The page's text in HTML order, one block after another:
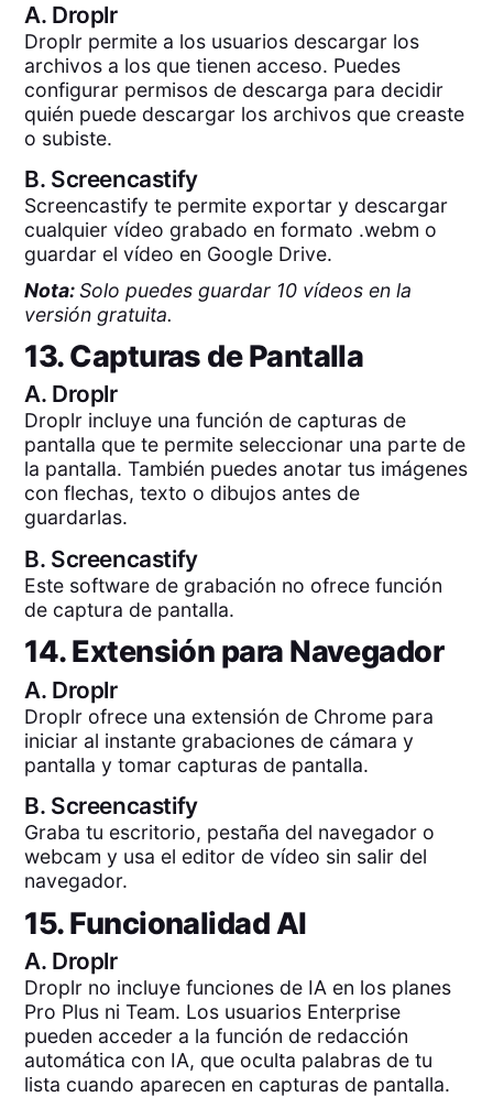
A. Droplr
Droplr permite a los usuarios descargar los
archivos a los que tienen acceso. Puedes
configurar permisos de descarga para decidir
quién puede descargar los archivos que creaste
o subiste.
B. Screencastify
Screencastify te permite exportar y descargar
cualquier vídeo grabado en formato .webm o
guardar el vídeo en Google Drive.
Nota:Solo puedes guardar 10 vídeos en la
versión gratuita.
13. Capturas de Pantalla
A. Droplr
Droplr incluye una función de capturas de
pantalla que te permite seleccionar una parte de
la pantalla. También puedes anotar tus imágenes
con flechas, texto o dibujos antes de
guardarlas.
B. Screencastify
Este software de grabación no ofrece función
de captura de pantalla.
14. Extensión para Navegador
A. Droplr
Droplr ofrece una extensión de Chrome para
iniciar al instante grabaciones de cámara y
pantalla y tomar capturas de pantalla.
B. Screencastify
Graba tu escritorio, pestaña del navegador o
webcam y usa el editor de vídeo sin salir del
navegador.
15. Funcionalidad AI
A. Droplr
Droplr no incluye funciones de IA en los planes
Pro Plus ni Team. Los usuarios Enterprise
pueden acceder a la función de redacción
automática con IA, que oculta palabras de tu
lista cuando aparecen en capturas de pantalla.